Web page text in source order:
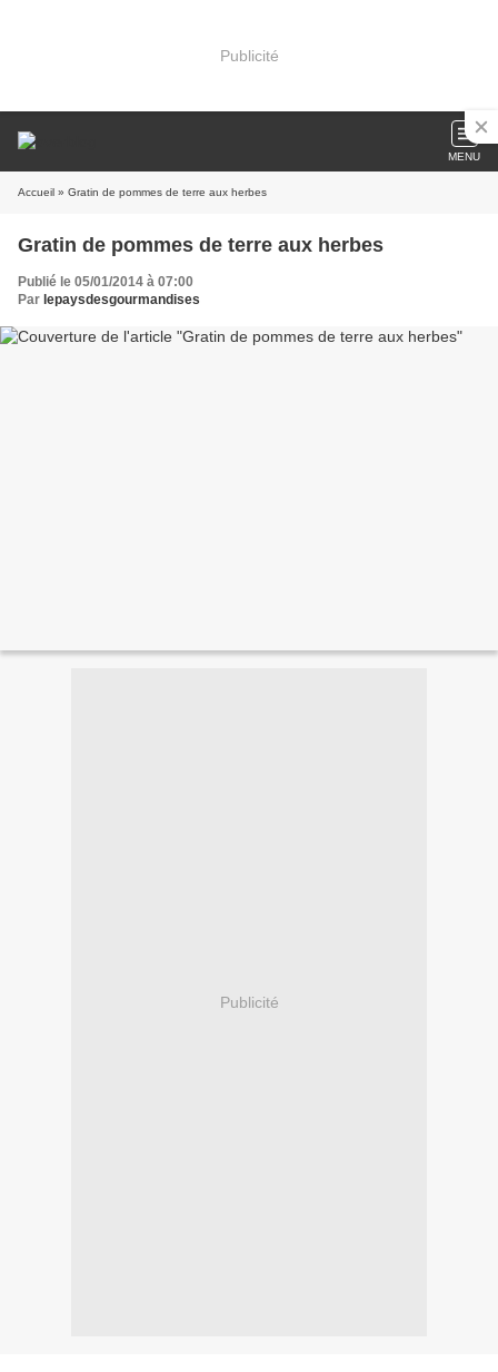
Publicité
MENU
Accueil » Gratin de pommes de terre aux herbes
Gratin de pommes de terre aux herbes
Publié le 05/01/2014 à 07:00
Par lepaysdesgourmandises
Publicité